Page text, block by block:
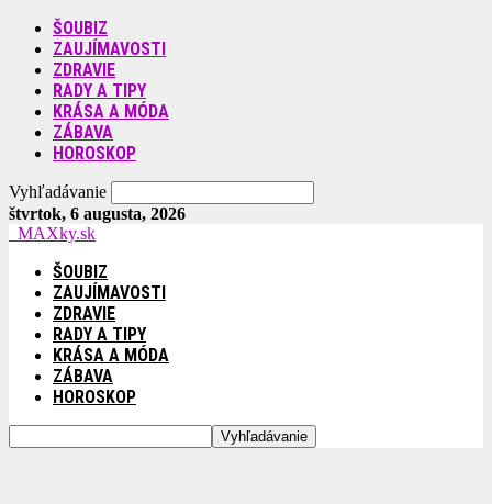
ŠOUBIZ
ZAUJÍMAVOSTI
ZDRAVIE
RADY A TIPY
KRÁSA A MÓDA
ZÁBAVA
HOROSKOP
Vyhľadávanie
štvrtok, 6 augusta, 2026
MAXky.sk
ŠOUBIZ
ZAUJÍMAVOSTI
ZDRAVIE
RADY A TIPY
KRÁSA A MÓDA
ZÁBAVA
HOROSKOP